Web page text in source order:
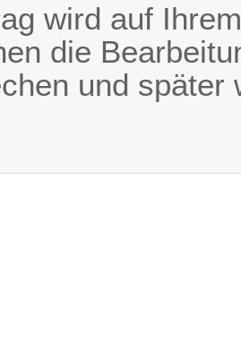
wird auf
die
und später